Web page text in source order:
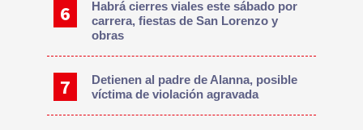
Habrá cierres viales este sábado por
carrera, fiestas de San Lorenzo y
obras
Detienen al padre de Alanna, posible
víctima de violación agravada